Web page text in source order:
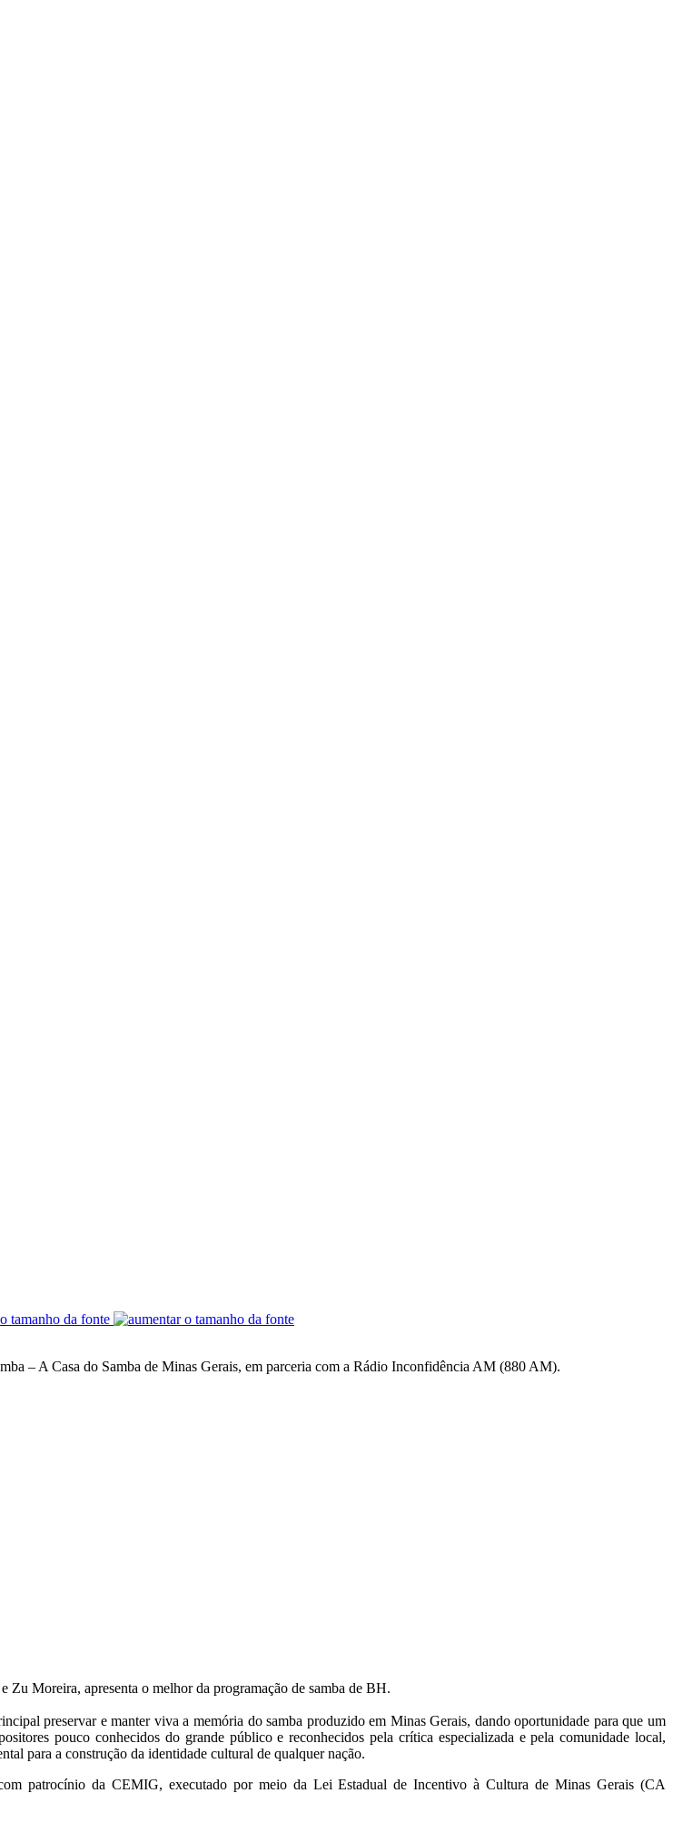
tamanho da fonte
– A Casa do Samba de Minas Gerais, em parceria com a Rádio Inconfidência AM (880 AM).
Zu Moreira, apresenta o melhor da programação de samba de BH.
preservar e manter viva a memória do samba produzido em Minas Gerais, dando oportunidade para que um
pouco conhecidos do grande público e reconhecidos pela crítica especializada e pela comunidade local,
para a construção da identidade cultural de qualquer nação.
patrocínio da CEMIG, executado por meio da Lei Estadual de Incentivo à Cultura de Minas Gerais (CA